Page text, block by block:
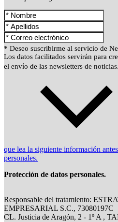
* Deseo suscribirme al servicio de
Los datos facilitados servirán para
el envío de las newsletters de noticias.
que lea la siguiente información
personales.
Protección de datos personales.
Responsable del tratamiento:
EMPRESARIAL S.C., 73080197C
CL. Justicia de Aragón, 2 - 1º A ,